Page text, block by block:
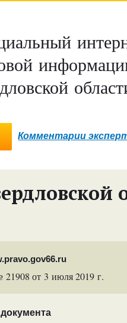
Комментарии
от 3 июля 2019 г.